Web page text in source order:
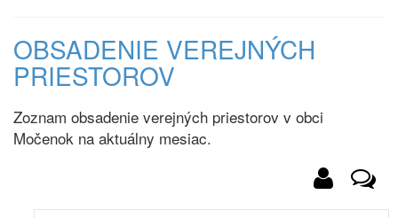
OBSADENIE VEREJNÝCH
PRIESTOROV
Zoznam obsadenie verejných priestorov v obci
Močenok na aktuálny mesiac.